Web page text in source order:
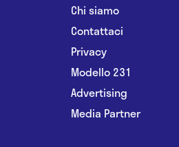
Chi siamo
Contattaci
Privacy
Modello 231
Advertising
Media Partner